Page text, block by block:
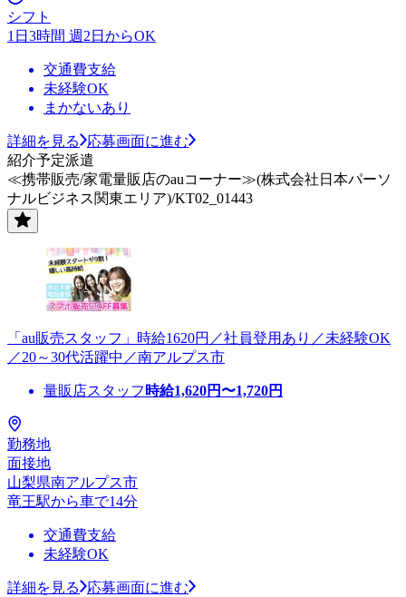
シフト
1日3時間 週2日からOK
交通費支給
未経験OK
まかないあり
詳細を見る
応募画面に進む
紹介予定派遣
≪携帯販売/家電量販店のauコーナー≫(株式会社日本パーソ
ナルビジネス関東エリア)/KT02_01443
「au販売スタッフ」時給1620円／社員登用あり／未経験OK
／20～30代活躍中／南アルプス市
量販店スタッフ 時給1,620円〜1,720円
勤務地
面接地
山梨県南アルプス市
竜王駅から車で14分
交通費支給
未経験OK
詳細を見る
応募画面に進む